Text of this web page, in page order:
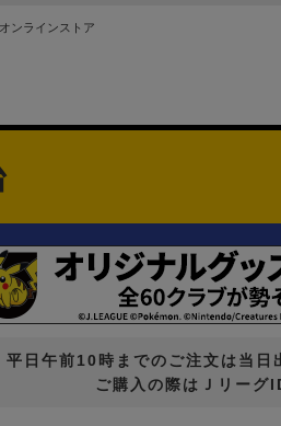
ンラインストア
平日午前10時までのご注文は当日
ご購入の際はＪリーグ